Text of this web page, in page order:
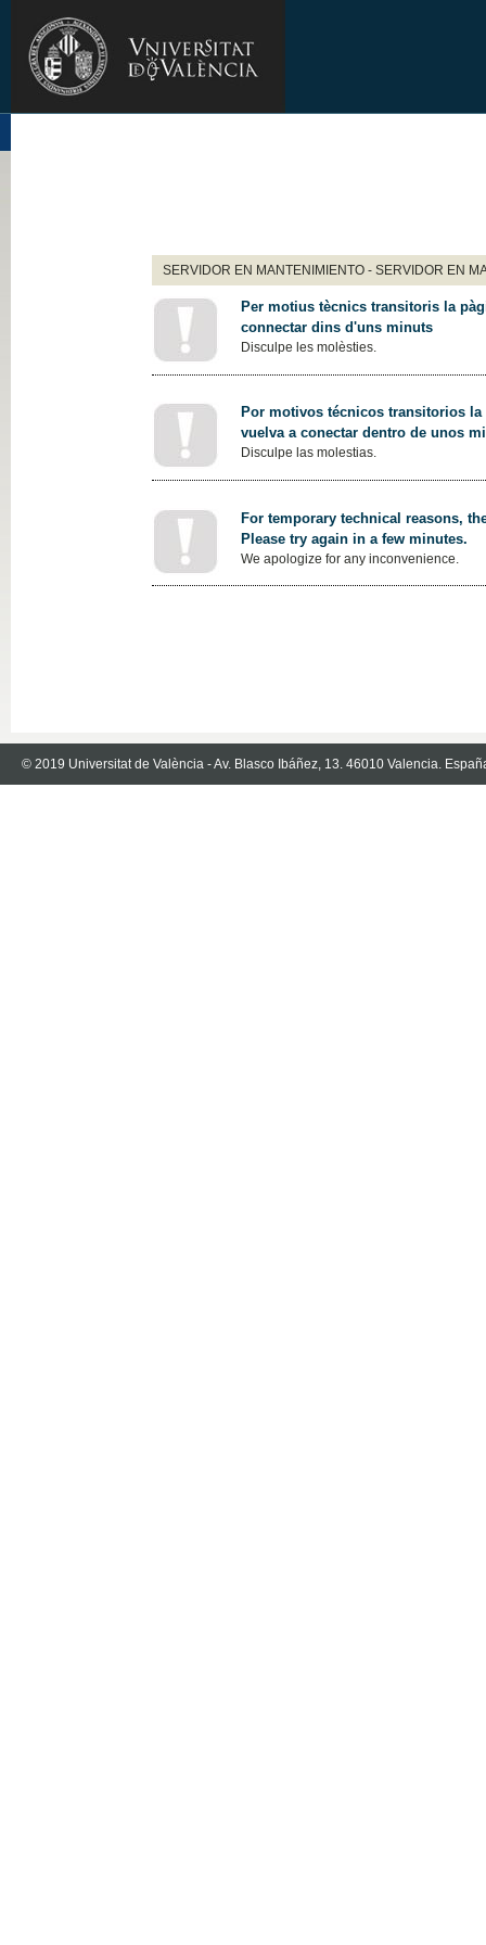
SERVIDOR EN MANTENIMIENTO - SERVIDOR EN
Per motius tècnics transitoris la
connectar dins d'uns minuts
Disculpe les molèsties.
Por motivos técnicos transitorios
vuelva a conectar dentro de unos
Disculpe las molestias.
For temporary technical reasons,
Please try again in a few minutes.
We apologize for any inconvenience.
© 2019 Universitat de València - Av. Blasco Ibáñez, 13. 46010 Valencia.